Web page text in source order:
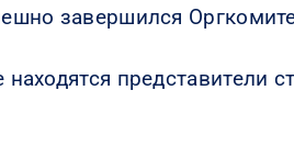
завершился
представители